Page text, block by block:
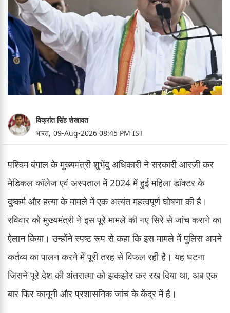
विक्रांत सिंह शेखावत
भारत, 09-Aug-2026 08:45 PM IST
पश्चिम बंगाल के मुख्यमंत्री शुभेंदु अधिकारी ने सरकारी आरजी कर
मेडिकल कॉलेज एवं अस्पताल में 2024 में हुई महिला डॉक्टर के
दुष्कर्म और हत्या के मामले में एक अत्यंत महत्वपूर्ण घोषणा की है।
रविवार को मुख्यमंत्री ने इस पूरे मामले की नए सिरे से जांच कराने का
ऐलान किया। उन्होंने स्पष्ट रूप से कहा कि इस मामले में पुलिस अपने
कर्तव्य का पालन करने में पूरी तरह से विफल रही है। यह घटना
जिसने पूरे देश की अंतरात्मा को झकझोर कर रख दिया था, अब एक
बार फिर कानूनी और प्रशासनिक जांच के केंद्र में है।